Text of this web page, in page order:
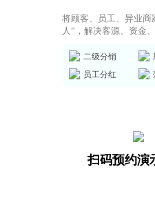
将顾客、员工、异业商
人”，解决客源、资金
二级分销
员工分红
扫码预约演